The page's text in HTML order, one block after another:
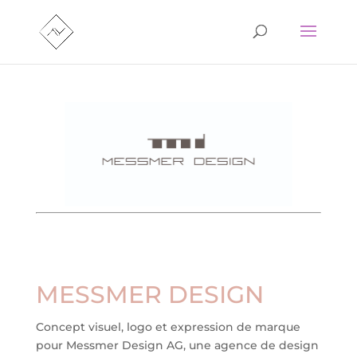
MESSMER DESIGN
Concept visuel, logo et expression de marque
pour Messmer Design AG, une agence de design